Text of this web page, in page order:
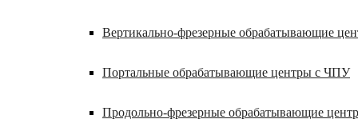
Вертикально-фрезерные обрабатывающие
Портальные обрабатывающие центры с ЧПУ
Продольно-фрезерные обрабатывающие